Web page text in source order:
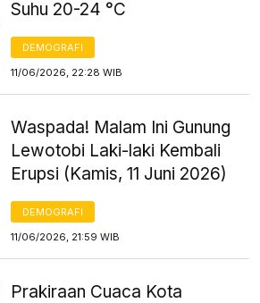
Suhu 20-24 °C
DEMOGRAFI
11/06/2026, 22:28 WIB
Waspada! Malam Ini Gunung
Lewotobi Laki-laki Kembali
Erupsi (Kamis, 11 Juni 2026)
DEMOGRAFI
11/06/2026, 21:59 WIB
Prakiraan Cuaca Kota